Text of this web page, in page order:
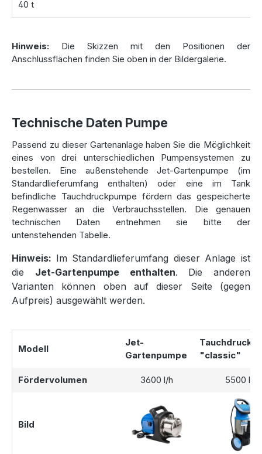
DieBetonzisterne Hydrophant 18.400 Literwird Ihnen
einfache und schnelle Installation bieten wir Ihnen ein
komplettesZubehörpaketan, darunter eine
ebenfalls enthalten.
Für den Fall, dass Sie einegeringere Einbautiefe
benötigen, können Sie auch dieGartenanlage Hydrophant
16.000 Liter
in Betracht ziehen.
Bitte beachten Sie dieLiefer- undVersandbedingungen,
um sicherzustellen, dass die Lieferung und der Aufbau
problemlos erfolgen können. Stellen Sie sicher, dass die
Zuwegung und der Abladungsbereich den Anforderungen
Fläche, etc.).
Förderungen der
VieleKommunen Gemeinden
fördern die Nutzung
von Regenwasser. Wir empfehlen Ihnen, sich bei Ihrer
den Kauf und die Installation einer Regenwasseranlage
40 t
Hinweis: Die Skizzen mit den Positionen der
Anschlussflächen finden Sie oben in der Bildergalerie.
Technische Daten Pumpe
Passend zu dieser Gartenanlage haben Sie die Möglichkeit
eines von drei unterschiedlichen Pumpensystemen zu
bestellen. Eine außenstehende Jet-Gartenpumpe (im
Standardlieferumfang enthalten) oder eine im Tank
befindliche Tauchdruckpumpe fördern das gespeicherte
Regenwasser an die Verbrauchsstellen. Die genauen
technischen Daten entnehmen sie bitte der
untenstehenden Tabelle.
Hinweis: Im Standardlieferumfang dieser Anlage ist
die Jet-Gartenpumpe enthalten. Die anderen
Varianten können oben auf dieser Seite (gegen
Aufpreis) ausgewählt werden.
Modell
Jet-
Gartenpumpe
"classic"
Fördervolumen 3600 l/h 5500 l/h
Bild